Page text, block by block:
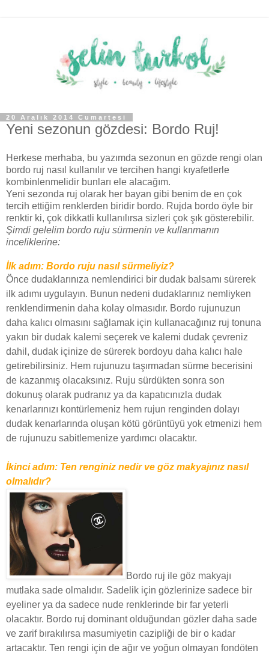
20 Aralık 2014 Cumartesi
Yeni sezonun gözdesi: Bordo Ruj!
Herkese merhaba, bu yazımda sezonun en gözde rengi olan
bordo ruj nasıl kullanılır ve tercihen hangi kıyafetlerle
kombinlenmelidir bunları ele alacağım.
Yeni sezonda ruj olarak her bayan gibi benim de en çok
tercih ettiğim renklerden biridir bordo. Rujda bordo öyle bir
renktir ki, çok dikkatli kullanılırsa sizleri çok şık gösterebilir.
Şimdi gelelim bordo ruju sürmenin ve kullanmanın
inceliklerine:
İlk adım: Bordo ruju nasıl sürmeliyiz?
Önce dudaklarınıza nemlendirici bir dudak balsamı sürerek
ilk adımı uygulayın. Bunun nedeni dudaklarınız nemliyken
renklendirmenin daha kolay olmasıdır. Bordo rujunuzun
daha kalıcı olmasını sağlamak için kullanacağınız ruj tonuna
yakın bir dudak kalemi seçerek ve kalemi dudak çevreniz
dahil, dudak içinize de sürerek bordoyu daha kalıcı hale
getirebilirsiniz. Hem rujunuzu taşırmadan sürme becerisini
de kazanmış olacaksınız. Ruju sürdükten sonra son
dokunuş olarak pudranız ya da kapatıcınızla dudak
kenarlarınızı kontürlemeniz hem rujun renginden dolayı
dudak kenarlarında oluşan kötü görüntüyü yok etmenizi hem
de rujunuzu sabitlemenize yardımcı olacaktır.
İkinci adım: Ten renginiz nedir ve göz makyajınız nasıl
olmalıdır?
Bordo ruj ile göz makyajı
mutlaka sade olmalıdır. Sadelik için gözlerinize sadece bir
eyeliner ya da sadece nude renklerinde bir far yeterli
olacaktır. Bordo ruj dominant olduğundan gözler daha sade
ve zarif bırakılırsa masumiyetin cazipliği de bir o kadar
artacaktır. Ten rengi için de ağır ve yoğun olmayan fondöten